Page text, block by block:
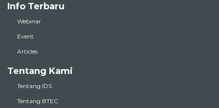
Info Terbaru
Webinar
Event
Articles
Tentang Kami
Tentang IDS
Tentang BTEC